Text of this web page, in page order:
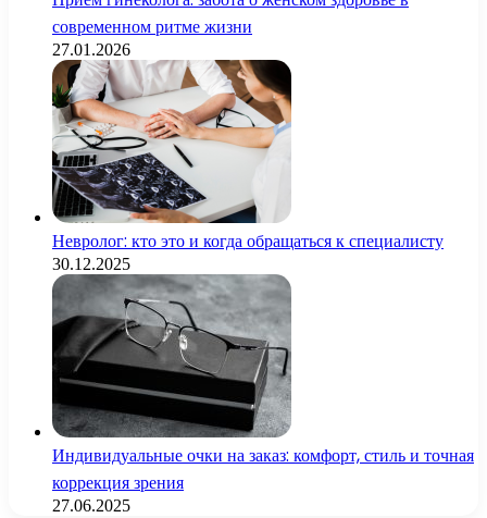
современном ритме жизни
27.01.2026
Невролог: кто это и когда обращаться к специалисту
30.12.2025
Индивидуальные очки на заказ: комфорт, стиль и точная
коррекция зрения
27.06.2025